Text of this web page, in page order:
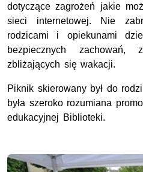
dotyczące zagrożeń jakie
sieci internetowej. Nie
rodzicami i opiekunami
bezpiecznych zachowań,
zbliżających się wakacji.
Piknik skierowany był do
była szeroko rozumiana
edukacyjnej Biblioteki.